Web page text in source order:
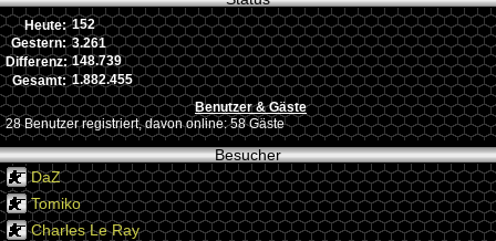
Heute: 152
Gestern: 3.261
Differenz: 148.739
Gesamt: 1.882.455
Benutzer & Gäste
28 Benutzer registriert, davon online: 58 Gäste
Besucher
DaZ
Tomiko
Charles Le Ray